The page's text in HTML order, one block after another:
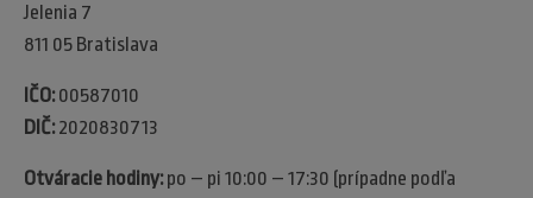
Jelenia 7
811 05 Bratislava
IČO:00587010
DIČ:2020830713
Otváracie hodiny:po – pi 10:00 – 17:30 (prípadne podľa